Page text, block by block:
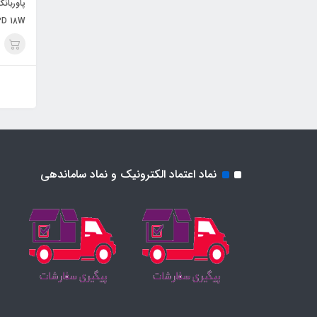
18W
نماد اعتماد الکترونیک و نماد ساماندهی